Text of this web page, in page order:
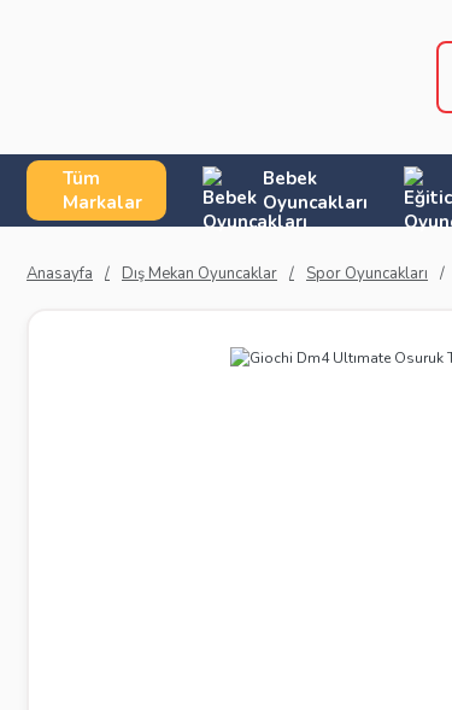
Tüm
Markalar
Bebek
Oyuncakları
Anasayfa Dış Mekan Oyuncaklar Spor Oyuncakları